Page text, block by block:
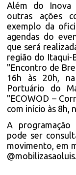
Além do Inova
outras ações
exemplo da
agendas do
que será
região do Itaqui-
"Encontro de
16h às 20h,
Portuário do
"ECOWOD –
com início às 8h,
A
pode ser
movimento, em